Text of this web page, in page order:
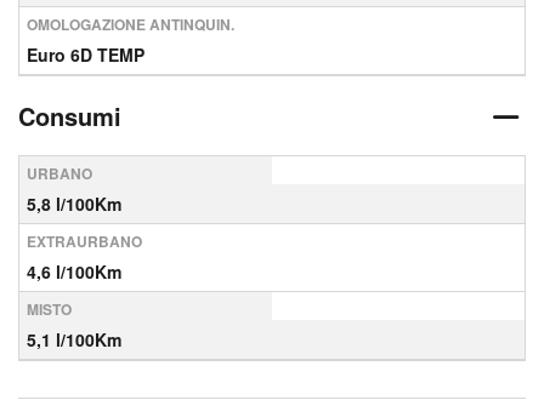
OMOLOGAZIONE ANTINQUIN.
Euro 6D TEMP
Consumi
URBANO
5,8 l/100Km
EXTRAURBANO
4,6 l/100Km
MISTO
5,1 l/100Km